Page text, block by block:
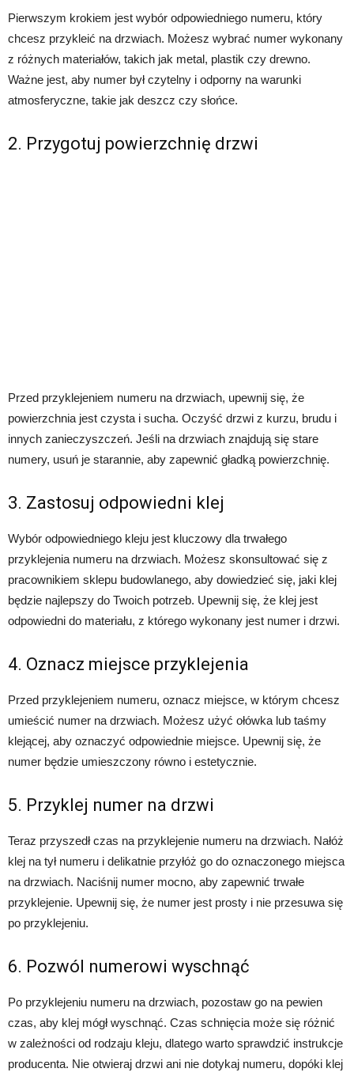
Pierwszym krokiem jest wybór odpowiedniego numeru, który
chcesz przykleić na drzwiach. Możesz wybrać numer wykonany
z różnych materiałów, takich jak metal, plastik czy drewno.
Ważne jest, aby numer był czytelny i odporny na warunki
atmosferyczne, takie jak deszcz czy słońce.
2. Przygotuj powierzchnię drzwi
Przed przyklejeniem numeru na drzwiach, upewnij się, że
powierzchnia jest czysta i sucha. Oczyść drzwi z kurzu, brudu i
innych zanieczyszczeń. Jeśli na drzwiach znajdują się stare
numery, usuń je starannie, aby zapewnić gładką powierzchnię.
3. Zastosuj odpowiedni klej
Wybór odpowiedniego kleju jest kluczowy dla trwałego
przyklejenia numeru na drzwiach. Możesz skonsultować się z
pracownikiem sklepu budowlanego, aby dowiedzieć się, jaki klej
będzie najlepszy do Twoich potrzeb. Upewnij się, że klej jest
odpowiedni do materiału, z którego wykonany jest numer i drzwi.
4. Oznacz miejsce przyklejenia
Przed przyklejeniem numeru, oznacz miejsce, w którym chcesz
umieścić numer na drzwiach. Możesz użyć ołówka lub taśmy
klejącej, aby oznaczyć odpowiednie miejsce. Upewnij się, że
numer będzie umieszczony równo i estetycznie.
5. Przyklej numer na drzwi
Teraz przyszedł czas na przyklejenie numeru na drzwiach. Nałóż
klej na tył numeru i delikatnie przyłóż go do oznaczonego miejsca
na drzwiach. Naciśnij numer mocno, aby zapewnić trwałe
przyklejenie. Upewnij się, że numer jest prosty i nie przesuwa się
po przyklejeniu.
6. Pozwól numerowi wyschnąć
Po przyklejeniu numeru na drzwiach, pozostaw go na pewien
czas, aby klej mógł wyschnąć. Czas schnięcia może się różnić
w zależności od rodzaju kleju, dlatego warto sprawdzić instrukcje
producenta. Nie otwieraj drzwi ani nie dotykaj numeru, dopóki klej